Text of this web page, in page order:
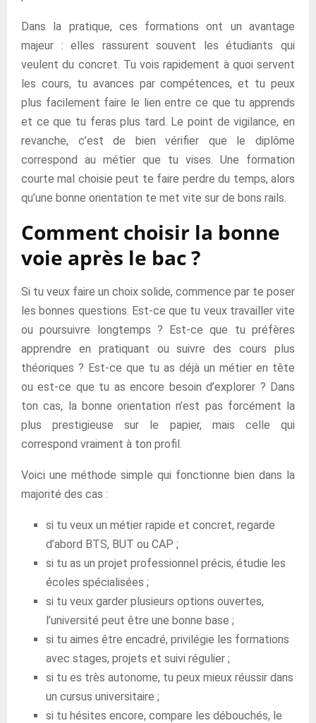
Dans la pratique, ces formations ont un avantage
majeur : elles rassurent souvent les étudiants qui
veulent du concret. Tu vois rapidement à quoi servent
les cours, tu avances par compétences, et tu peux
plus facilement faire le lien entre ce que tu apprends
et ce que tu feras plus tard. Le point de vigilance, en
revanche, c’est de bien vérifier que le diplôme
correspond au métier que tu vises. Une formation
courte mal choisie peut te faire perdre du temps, alors
qu’une bonne orientation te met vite sur de bons rails.
Comment choisir la bonne
voie après le bac ?
Si tu veux faire un choix solide, commence par te poser
les bonnes questions. Est-ce que tu veux travailler vite
ou poursuivre longtemps ? Est-ce que tu préfères
apprendre en pratiquant ou suivre des cours plus
théoriques ? Est-ce que tu as déjà un métier en tête
ou est-ce que tu as encore besoin d’explorer ? Dans
ton cas, la bonne orientation n’est pas forcément la
plus prestigieuse sur le papier, mais celle qui
correspond vraiment à ton profil.
Voici une méthode simple qui fonctionne bien dans la
majorité des cas :
si tu veux un métier rapide et concret, regarde
d’abord BTS, BUT ou CAP ;
si tu as un projet professionnel précis, étudie les
écoles spécialisées ;
si tu veux garder plusieurs options ouvertes,
l’université peut être une bonne base ;
si tu aimes être encadré, privilégie les formations
avec stages, projets et suivi régulier ;
si tu es très autonome, tu peux mieux réussir dans
un cursus universitaire ;
si tu hésites encore, compare les débouchés, le